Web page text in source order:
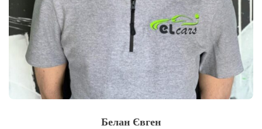
Белан Євген